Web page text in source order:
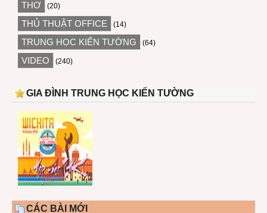
THƠ (20)
THỦ THUẬT OFFICE (14)
TRUNG HỌC KIẾN TƯỜNG (64)
VIDEO (240)
GIA ĐÌNH TRUNG HỌC KIẾN TƯỜNG
CÁC BÀI MỚI